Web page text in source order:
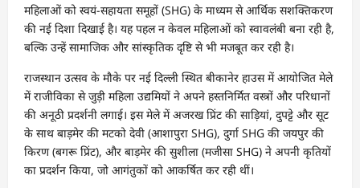
महिलाओं को स्वयं-सहायता समूहों (SHG) के माध्यम से आर्थिक सशक्तिकरण
की नई दिशा दिखाई है। यह पहल न केवल महिलाओं को स्वावलंबी बना रही है,
बल्कि उन्हें सामाजिक और सांस्कृतिक दृष्टि से भी मजबूत कर रही है।
राजस्थान उत्सव के मौके पर नई दिल्ली स्थित बीकानेर हाउस में आयोजित मेले
में राजीविका से जुड़ी महिला उद्यमियों ने अपने हस्तनिर्मित वस्त्रों और परिधानों
की अनूठी प्रदर्शनी लगाई। इस मेले में अजरख प्रिंट की साड़ियां, दुपट्टे और सूट
के साथ बाड़मेर की मटको देवी (आशापुरा SHG), दुर्गा SHG की जयपुर की
किरण (बगरू प्रिंट), और बाड़मेर की सुशीला (मजीसा SHG) ने अपनी कृतियों
का प्रदर्शन किया, जो आगंतुकों को आकर्षित कर रही थीं।